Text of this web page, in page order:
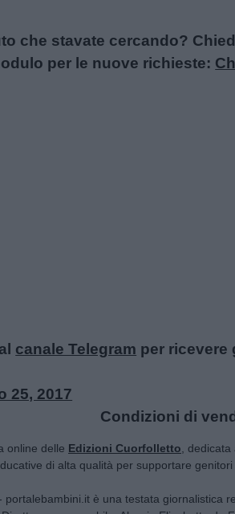
che stavate cercando?
per le nuove richieste:
canale Telegram per ricevere
25, 2017
Condizioni di
online delle Edizioni Cuorfolletto ,
di alta qualità per supportare
è una testata giornalistica